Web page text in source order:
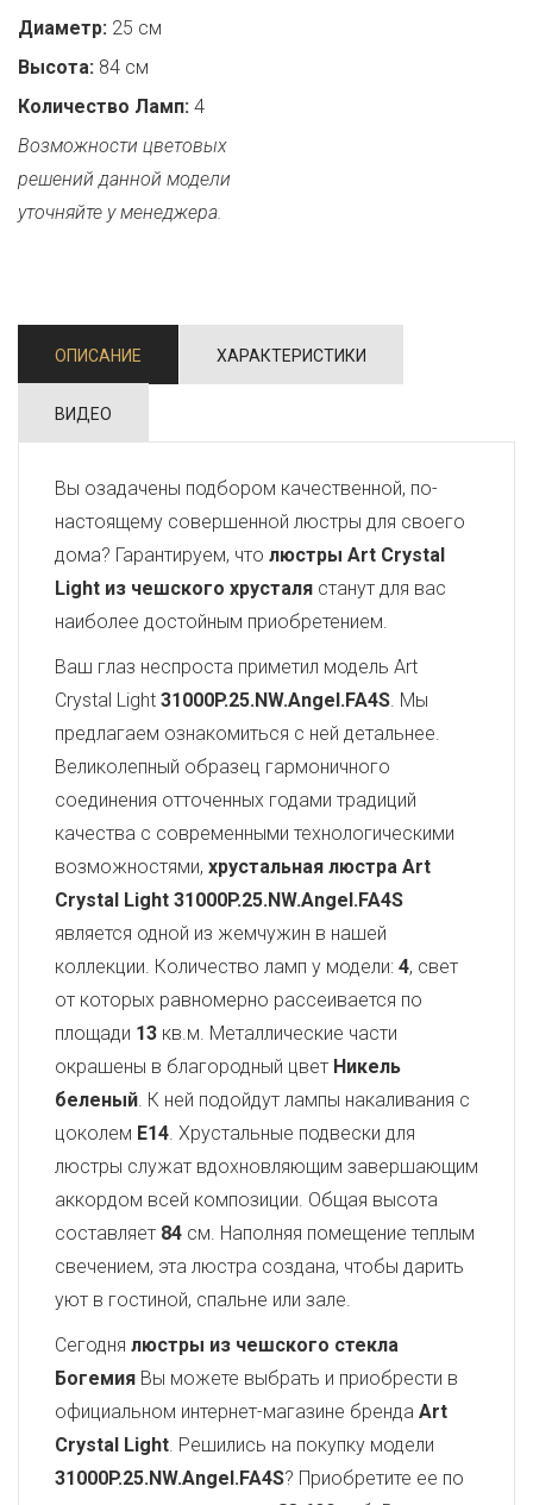
Диаметр: 25 см
Высота: 84 см
Количество Ламп: 4
Возможности цветовых
решений данной модели
уточняйте у менеджера.
ОПИСАНИЕ ХАРАКТЕРИСТИКИ
ВИДЕО
Вы озадачены подбором качественной, по-
настоящему совершенной люстры для своего
дома? Гарантируем, что люстры Art Crystal
Light из чешского хрусталя станут для вас
наиболее достойным приобретением.
Ваш глаз неспроста приметил модель Art
Crystal Light 31000P.25.NW.Angel.FA4S. Мы
предлагаем ознакомиться с ней детальнее.
Великолепный образец гармоничного
соединения отточенных годами традиций
качества с современными технологическими
возможностями, хрустальная люстра Art
Crystal Light 31000P.25.NW.Angel.FA4S
является одной из жемчужин в нашей
коллекции. Количество ламп у модели: 4, свет
от которых равномерно рассеивается по
площади 13 кв.м. Металлические части
окрашены в благородный цвет Никель
беленый. К ней подойдут лампы накаливания с
цоколем E14. Хрустальные подвески для
люстры служат вдохновляющим завершающим
аккордом всей композиции. Общая высота
составляет 84 см. Наполняя помещение теплым
свечением, эта люстра создана, чтобы дарить
уют в гостиной, спальне или зале.
Сегодня люстры из чешского стекла
Богемия Вы можете выбрать и приобрести в
официальном интернет-магазине бренда Art
Crystal Light. Решились на покупку модели
31000P.25.NW.Angel.FA4S? Приобретите ее по